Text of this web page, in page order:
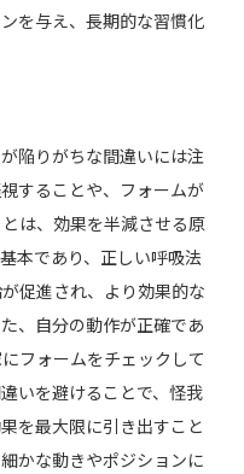
を与え、長期的な習慣化
陥りがちな間違いには注
することや、フォームが
は、効果を半減させる原
本であり、正しい呼吸法
促進され、より効果的な
、自分の動作が正確であ
フォームをチェックして
いを避けることで、怪我
を最大限に引き出すこと
かな動きやポジションに